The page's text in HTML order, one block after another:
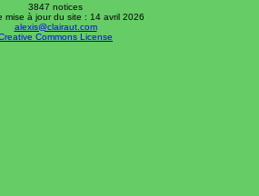
3847 notices
mise à jour du site : 14 avril 2026
alexis@clairaut.com
Commons License